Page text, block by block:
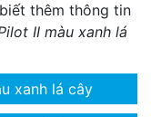
thêm thông tin
II màu xanh lá
xanh lá cây